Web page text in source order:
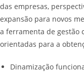
das empresas,
expansão para novos
a ferramenta de gestão
orientadas para a
Dinamização